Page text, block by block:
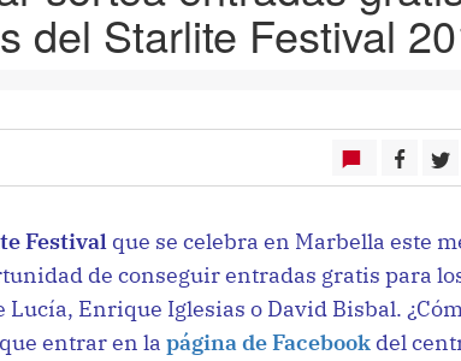
del Starlite Festival
Festivalque se celebra en Marbella este
de conseguir entradas gratis para
Lucía, Enrique Iglesias o David Bisbal.
entrar en la página de Facebookdel